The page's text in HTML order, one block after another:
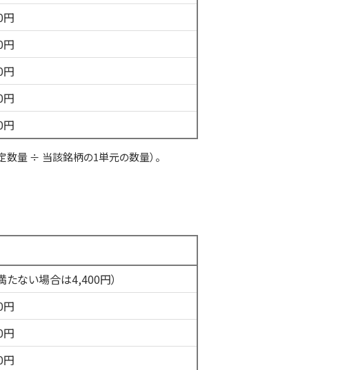
円
円
量 ÷ 当該銘柄の1単元の数量）。
ない場合は4,400円）
円
円